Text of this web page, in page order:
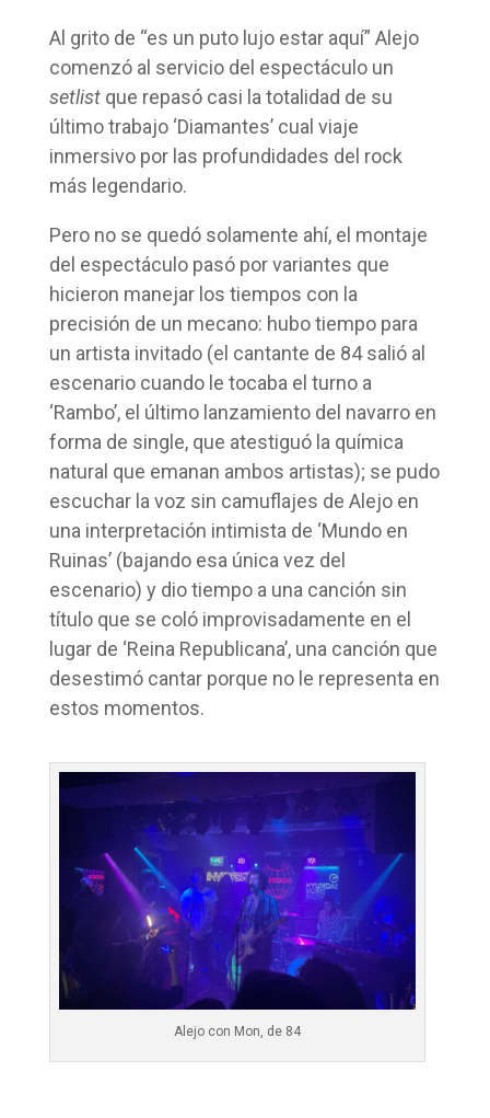
Al grito de “es un puto lujo estar aquí” Alejo
comenzó al servicio del espectáculo un
setlistque repasó casi la totalidad de su
último trabajo ‘Diamantes’ cual viaje
inmersivo por las profundidades del rock
más legendario.
Pero no se quedó solamente ahí, el montaje
del espectáculo pasó por variantes que
hicieron manejar los tiempos con la
precisión de un mecano: hubo tiempo para
un artista invitado (el cantante de 84 salió al
escenario cuando le tocaba el turno a
‘Rambo’, el último lanzamiento del navarro en
forma de single, que atestiguó la química
natural que emanan ambos artistas); se pudo
escuchar la voz sin camuflajes de Alejo en
una interpretación intimista de ‘Mundo en
Ruinas’ (bajando esa única vez del
escenario) y dio tiempo a una canción sin
título que se coló improvisadamente en el
lugar de ‘Reina Republicana’, una canción que
desestimó cantar porque no le representa en
estos momentos.
Alejo con Mon, de 84